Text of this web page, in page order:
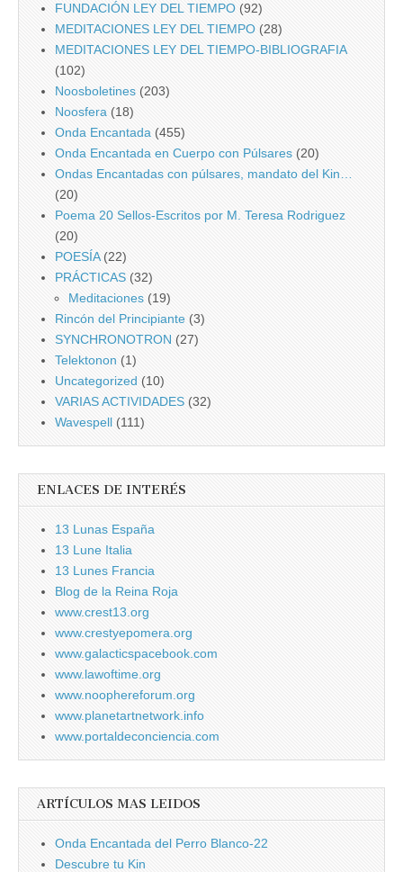
FUNDACIÓN LEY DEL TIEMPO (92)
MEDITACIONES LEY DEL TIEMPO (28)
MEDITACIONES LEY DEL TIEMPO-BIBLIOGRAFIA
(102)
Noosboletines (203)
Noosfera (18)
Onda Encantada (455)
Onda Encantada en Cuerpo con Púlsares (20)
Ondas Encantadas con púlsares, mandato del Kin…
(20)
Poema 20 Sellos-Escritos por M. Teresa Rodriguez
(20)
POESÍA(22)
PRÁCTICAS (32)
Meditaciones (19)
Rincón del Principiante (3)
SYNCHRONOTRON (27)
Telektonon (1)
Uncategorized (10)
VARIAS ACTIVIDADES (32)
Wavespell (111)
ENLACES DE INTERÉS
13 Lunas España
13 Lune Italia
13 Lunes Francia
Blog de la Reina Roja
www.crest13.org
www.crestyepomera.org
www.galacticspacebook.com
www.lawoftime.org
www.noophereforum.org
www.planetartnetwork.info
www.portaldeconciencia.com
ARTÍCULOS MAS LEIDOS
Onda Encantada del Perro Blanco-22
Descubre tu Kin